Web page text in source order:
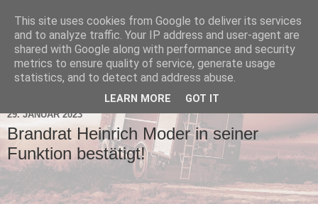
29. JANUAR 2023
Brandrat Heinrich Moder in seiner
Funktion bestätigt!
This site uses cookies from Google to deliver its services
and to analyze traffic. Your IP address and user-agent are
shared with Google along with performance and security
metrics to ensure quality of service, generate usage
statistics, and to detect and address abuse.
LEARN MORE GOT IT